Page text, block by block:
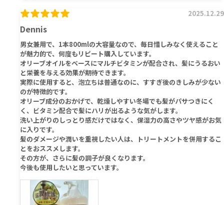
Dennis
2025.12.29
男女兼用で、1本800mlの大容量なので、毎日惜しみなく使えること
が魅力的で、何度もリピート購入しています。
オリーブオイルをベースにマルチビタミンが配合され、髪にうるおい
と栄養を与える効果が期待できます。
実際に使用すると、泡立ちは普通なのに、すすぎ後のきしみが少ない
のが特徴的です。
オリーブ成分のおかげで、乾燥しやすい冬場でも髪がパサつきにく
く、ビタミン配合で髪にハリが出るような気がします。
洗い上がりのしっとり感だけではなく、保湿力の高さやツヤ感がお気
に入りです。
髪のダメージや潤いを重視したい人は、トリートメントを併用するこ
とをおススメします。
その方が、さらに髪の調子が良くなります。
今後も使用したいと思っています。